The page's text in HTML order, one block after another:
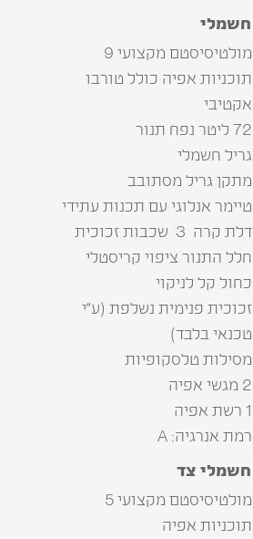
מולטיסיסטם מקצועי 9
תוכניות אפיה כולל טורבו
אקטיבי‭
72 ליטר נפח תנור
גריל‭ ‬חשמלי
מתקן‭ ‬גריל‭ ‬מסתובב
טיימר‭ ‬אנלוגי‭ ‬עם‭ ‬תכנות‭ ‬עתידי
דלת‭ ‬קרה‭ ‬ 3 ‭ ‬שכבות‭ ‬זכוכית
‬כחול‭ ‬קל‭ ‬לניקוי
‬טכנאי‭ ‬בלבד‭(‬
מסילות‭ ‬טלסקופיות
2 מגשי אפיה
1 רשת אפיה
רמת אנרגיה: A
מולטיסיסטם מקצועי 5
תוכניות אפיה